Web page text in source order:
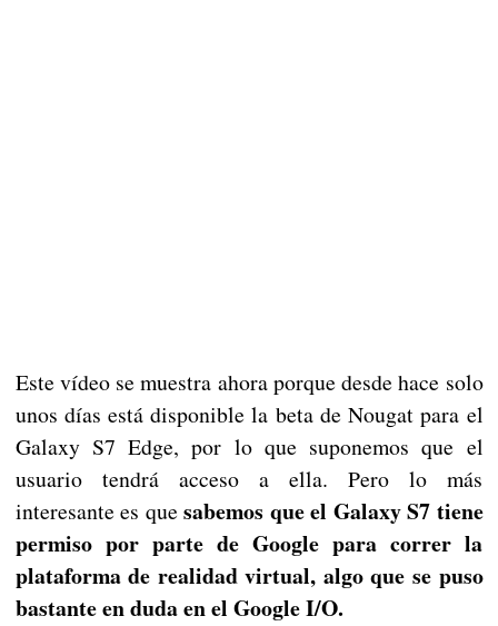
Este vídeo se muestra ahora porque desde hace solo
unos días está disponible la beta de Nougat para el
Galaxy S7 Edge, por lo que suponemos que el
usuario tendrá acceso a ella. Pero lo más
interesante es que sabemos que el Galaxy S7 tiene
permiso por parte de Google para correr la
plataforma de realidad virtual, algo que se puso
bastante en duda en el Google I/O.